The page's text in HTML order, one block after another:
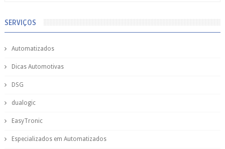
SERVIÇOS
Automatizados
Dicas Automotivas
DSG
dualogic
EasyTronic
Especializados em Automatizados